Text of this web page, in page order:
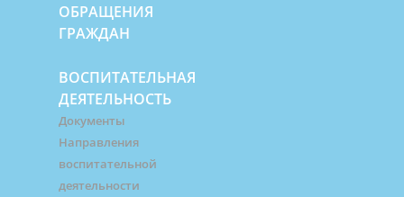
ОБРАЩЕНИЯ
ГРАЖДАН
ВОСПИТАТЕЛЬНАЯ
ДЕЯТЕЛЬНОСТЬ
Документы
Направления
воспитательной
деятельности